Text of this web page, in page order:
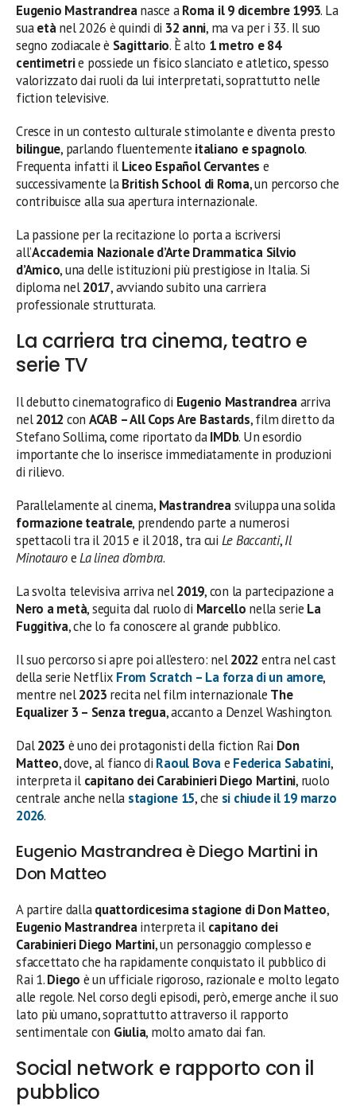
Eugenio Mastrandreanasce aRoma il 9 dicembre 1993. La
suaetànel 2026 è quindi di 32 anni, ma va per i 33. Il suo
segno zodiacale è Sagittario. È alto 1 metro e 84
centimetrie possiede un fisico slanciato e atletico, spesso
valorizzato dai ruoli da lui interpretati, soprattutto nelle
fiction televisive.
Cresce in un contesto culturale stimolante e diventa presto
bilingue, parlando fluentemente italiano e spagnolo.
Frequenta infatti il Liceo Español Cervantes e
successivamente laBritish School di Roma, un percorso che
contribuisce alla sua apertura internazionale.
La passione per la recitazione lo porta a iscriversi
all’Accademia Nazionale d’Arte Drammatica Silvio
d’Amico, una delle istituzioni più prestigiose in Italia. Si
diploma nel2017, avviando subito una carriera
professionale strutturata.
La carriera tra cinema, teatro e
serie TV
Il debutto cinematografico di Eugenio Mastrandreaarriva
nel2012 con ACAB – All Cops Are Bastards, film diretto da
Stefano Sollima, come riportato daIMDb. Un esordio
importante che lo inserisce immediatamente in produzioni
di rilievo.
Parallelamente al cinema, Mastrandreasviluppa una solida
formazione teatrale, prendendo parte a numerosi
spettacoli tra il 2015 e il 2018, tra cui Le Baccanti,Il
MinotauroeLa linea d’ombra.
La svolta televisiva arriva nel2019, con la partecipazione a
Nero a metà, seguita dal ruolo di Marcello nella serie La
Fuggitiva, che lo fa conoscere al grande pubblico.
Il suo percorso si apre poi all’estero: nel2022 entra nel cast
della serie Netflix From Scratch – La forza di un amore,
mentre nel2023 recita nel film internazionale The
Equalizer 3 – Senza tregua, accanto a Denzel Washington.
Dal2023 è uno dei protagonisti della fiction Rai Don
Matteo, dove, al fianco di Raoul Bovae Federica Sabatini,
interpreta il capitano dei Carabinieri Diego Martini, ruolo
centrale anche nella stagione 15, che si chiude il 19 marzo
2026.
Eugenio Mastrandrea è Diego Martini in
Don Matteo
A partire dallaquattordicesima stagione di Don Matteo,
Eugenio Mastrandreainterpreta il capitano dei
Carabinieri Diego Martini, un personaggio complesso e
sfaccettato che ha rapidamente conquistato il pubblico di
Rai 1.Diego è un ufficiale rigoroso, razionale e molto legato
alle regole. Nel corso degli episodi, però, emerge anche il suo
lato più umano, soprattutto attraverso il rapporto
sentimentale con Giulia, molto amato dai fan.
Social network e rapporto con il
pubblico